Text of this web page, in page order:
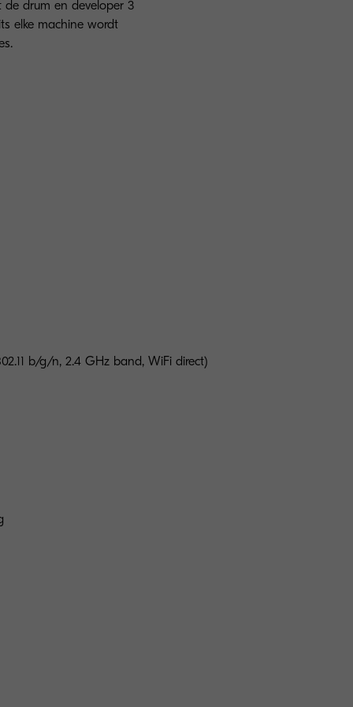
de drum en developer 3
elke machine wordt
b/g/n, 2.4 GHz band, WiFi direct)